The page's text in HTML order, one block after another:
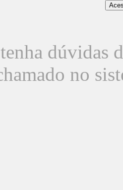
dúvidas
no